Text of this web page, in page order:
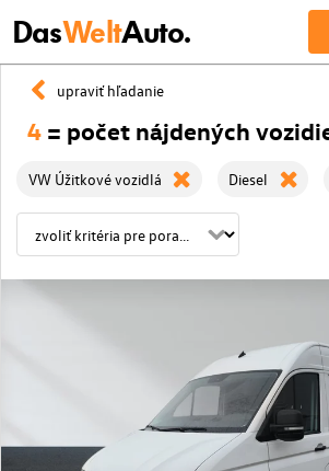
DasWeltAuto.
upraviť hľadanie
4 = počet nájdených
VW Úžitkové vozidlá Diesel